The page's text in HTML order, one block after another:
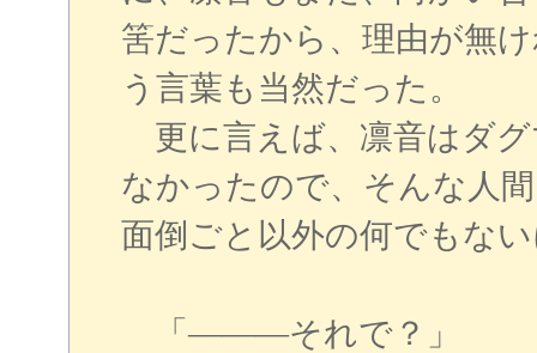
筈だったから、理由が無
う言葉も当然だった。
更に言えば、凛音はダ
なかったので、そんな人
面倒ごと以外の何でもな
「―――それで？」